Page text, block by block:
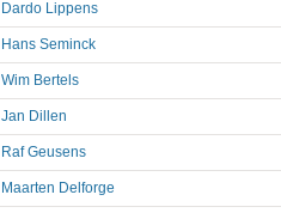
Dardo Lippens
Hans Seminck
Wim Bertels
Jan Dillen
Raf Geusens
Maarten Delforge